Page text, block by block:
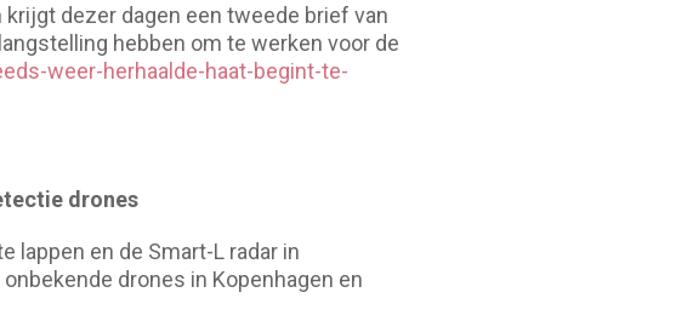
dezer dagen een tweede brief van
hebben om te werken voor de
weer-herhaalde-haat-begint-te-
drones
lappen en de Smart-L radar in
drones in Kopenhagen en